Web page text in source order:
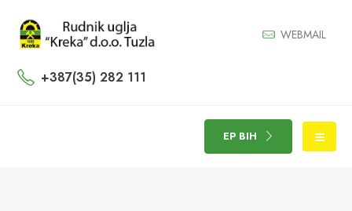
WEBMAIL
+387(35) 282 111
EP BIH